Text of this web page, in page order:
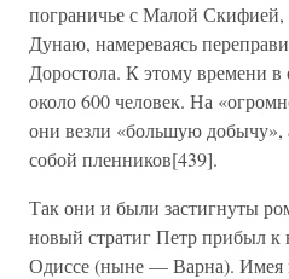
пограничье с Малой Скифией,
Дунаю, намереваясь
Доростола. К этому времени в
около 600 человек. На
они везли «большую добычу»,
собой пленников[439].
Так они и были застигнуты
новый стратиг Петр прибыл к
Одиссе (ныне — Варна). Имея